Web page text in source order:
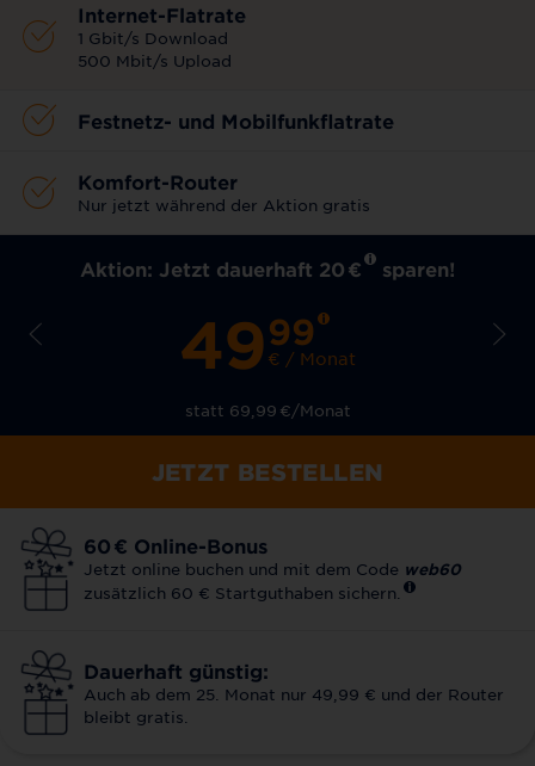
Internet-Flatrate
1 Gbit/s Download
500 Mbit/s Upload
Festnetz- und Mobilfunkflatrate
Komfort-Router
Nur jetzt während der Aktion gratis
Aktion: Jetzt dauerhaft 20 € sparen!
4999
€ / Monat
statt 69,99 €/Monat
JETZT BESTELLEN
60 € Online-Bonus
Jetzt online buchen und mit dem Code web60
zusätzlich 60 € Startguthaben sichern.
Dauerhaft günstig:
Auch ab dem 25. Monat nur 49,99 € und der Router
bleibt gratis.